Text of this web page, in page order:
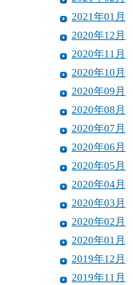
2021年01月
2020年12月
2020年11月
2020年10月
2020年09月
2020年08月
2020年07月
2020年06月
2020年05月
2020年04月
2020年03月
2020年02月
2020年01月
2019年12月
2019年11月